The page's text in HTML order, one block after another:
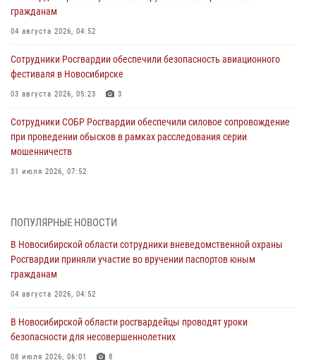
гражданам
04 августа 2026, 04:52
Сотрудники Росгвардии обеспечили безопасность авиационного
фестиваля в Новосибирске
03 августа 2026, 05:23 3
Сотрудники СОБР Росгвардии обеспечили силовое сопровождение
при проведении обысков в рамках расследования серии
мошенничеств
31 июля 2026, 07:52
При силовой поддержке бойцов ОМОН и СОБР Росгвардии
пресечена деятельность группы лиц, причастных к мошенничеству
в сфере страхования
В Новосибирске сотрудниками вневедомственной охраны
Росгвардии задержан гражданин, находящийся в розыске
ПОПУЛЯРНЫЕ НОВОСТИ
В Новосибирской области сотрудники вневедомственной охраны
Росгвардии приняли участие во вручении паспортов юным
гражданам
04 августа 2026, 04:52
В Новосибирской области росгвардейцы проводят уроки
безопасности для несовершеннолетних
08 июля 2026, 06:01 8